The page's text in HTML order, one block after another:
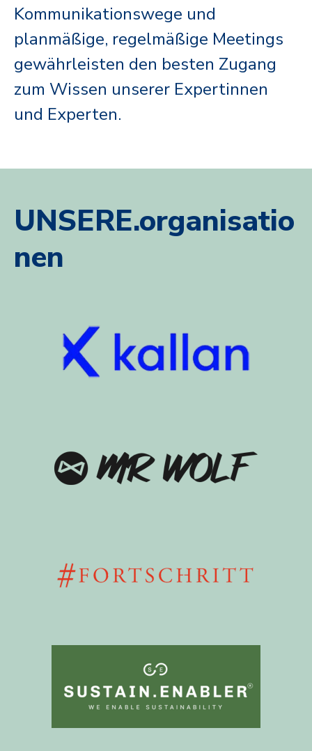
Kommunikationswege und
planmäßige, regelmäßige Meetings
gewährleisten den besten Zugang
zum Wissen unserer Expertinnen
und Experten.
UNSERE.organisatio
nen